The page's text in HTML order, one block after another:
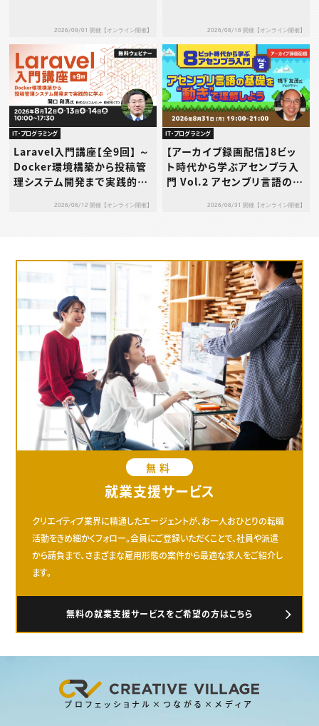
2026/09/01 開催【オンライン開催】 2026/08/18 開催【オンライン開催】
IT・プログラミング
Laravel入門講座【全9回】 ～
Docker環境構築から投稿管
理システム開発まで実践的に
2026/08/12 開催【オンライン開催】
IT・プログラミング
【アーカイブ録画配信】8ビッ
ト時代から学ぶアセンブラ入
門 Vol.2 アセンブリ言語の基
2026/08/31 開催【オンライン開催】
無料
就業支援サービス
クリエイティブ業界に精通したエージェントが、お一人おひとりの転職
活動をきめ細かくフォロー。会員にご登録いただくことで、社員や派遣
から請負まで、さまざまな雇用形態の案件から最適な求人をご紹介し
ます。
無料の就業支援サービスをご希望の方はこちら
プロフェッショナル×つながる×メディア